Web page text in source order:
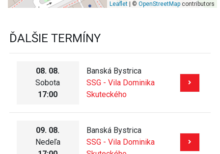
Leaflet| © OpenStreetMapcontributors
ĎALŠIE TERMÍNY
08. 08.
Sobota
17:00
Banská Bystrica
SSG - Vila Dominika
Skuteckého
09. 08.
Nedeľa
Banská Bystrica
SSG - Vila Dominika